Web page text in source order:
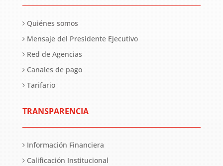
Quiénes somos
Mensaje del Presidente Ejecutivo
Red de Agencias
Canales de pago
Tarifario
TRANSPARENCIA
Información Financiera
Calificación Institucional